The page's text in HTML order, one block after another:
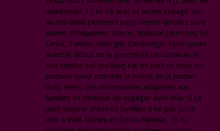
maintenant 12 et 10 ans) et avons voyagé sac
au dos dans plusieurs pays depuis qu’elles sont
jeunes (Philippines, Maroc, Malaisie (Bornéo), Sri
Lanka, Tunisie, Géorgie, Cambodge, Syrie (juste
avant le début de la guerre) et on continue. Je
suis tombé sur ton blog car on part un mois en
Jordanie (pour marcher la moitié de la Jordan
trail). Merci des informations adaptées aux
familles et continue de voyager avec eux. Si ça
peut inspirer d’autres familles à ne pas juste
aller à Walt Disney et Santa-Banana… Si tu